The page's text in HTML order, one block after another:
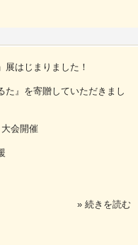
展はじまりました！
た』を寄贈していただきまし
会開催
» 続きを読む